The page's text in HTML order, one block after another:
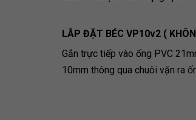
LẮP ĐẶT BÉC VP10v2 (
Gắn trực tiếp vào ống PVC
10mm thông qua chuôi vặn ra